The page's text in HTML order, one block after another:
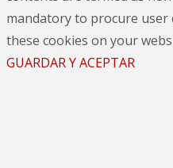
mandatory to procure
these cookies on your
GUARDAR Y ACEPTAR